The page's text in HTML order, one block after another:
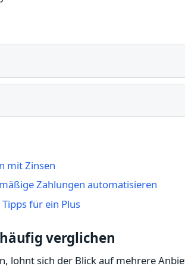
mit Zinsen
Zahlungen automatisieren
für ein Plus
verglichen
lohnt sich der Blick auf mehrere